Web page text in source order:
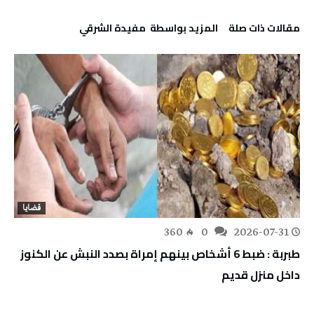
‫مقالات ذات صلة‬ ‫‫المزيد بواسطة‬ ‬ مفيدة الشرقي
قضايا
2026-07-31
360
طبربة : ضبط 6 أشخاص بينهم إمراة بصدد النبش عن الكنوز
داخل منزل قديم